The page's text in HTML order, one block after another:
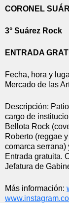
CORONEL
3° Suárez Rock
ENTRADA
Fecha, hora y
Mercado de las
Descripción:
cargo de
Bellota Rock
Roberto (reggae
comarca serrana)
Entrada gratuita.
Jefatura de
Más información: